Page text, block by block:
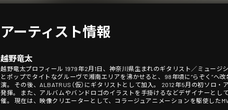
アーティスト情報
越野竜太
越野竜太プロフィール 1979年2月1日、神奈川県生まれのギタリスト／ミュー
とポップでタイトなグルーヴで湘南エリアを沸かせると、98年頃に“らぞく”
演。 その後、ALBATRUS（仮）にギタリストとして加入。 2012年5月の初ソロ・
発揮。 また、アルバムやバンドロゴのイラストを手掛けるなどデザイナーと
催。 現在は、映像クリエーターとして、コラージュアニメーションを駆使した